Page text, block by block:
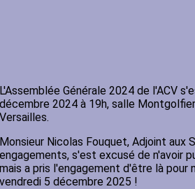
Générale 2024 de l'ACV
2024 à 19h, salle
Nicolas Fouquet, Adjoint aux
s'est excusé de n'avoir
a pris l'engagement d'être là pour
5 décembre 2025 !